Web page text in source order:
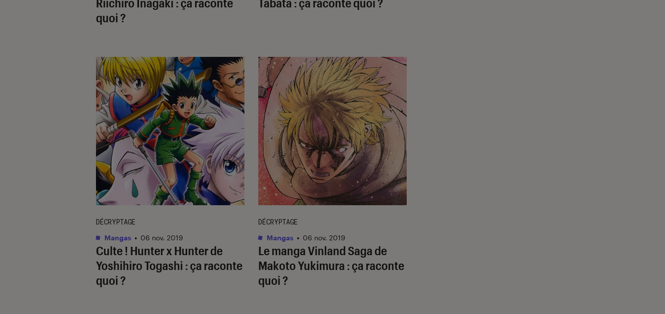
quoi ?
Culte ! Hunter x Hunter de
Yoshihiro Togashi : ça raconte
quoi ?
DÉCRYPTAGE
Mangas • 06 nov. 2019
Le manga Vinland Saga de
Makoto Yukimura : ça raconte
quoi ?
DÉCRYPTAGE
Mangas • 06 nov. 2019